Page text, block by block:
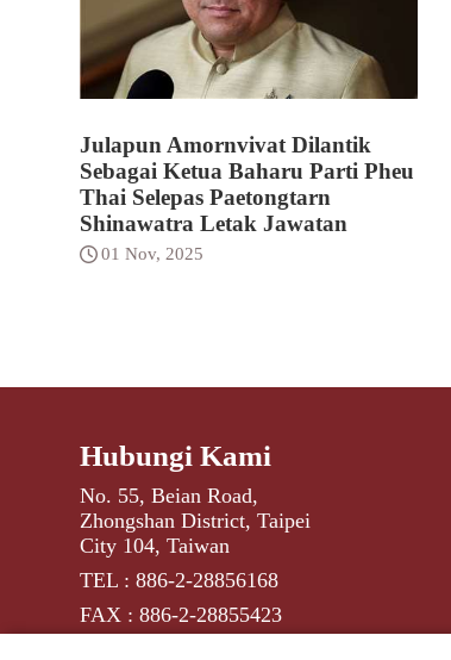
Julapun Amornvivat Dilantik
Sebagai Ketua Baharu Parti Pheu
Thai Selepas Paetongtarn
Shinawatra Letak Jawatan
01 Nov, 2025
Hubungi Kami
No. 55, Beian Road,
Zhongshan District, Taipei
City 104, Taiwan
TEL : 886-2-28856168
FAX : 886-2-28855423